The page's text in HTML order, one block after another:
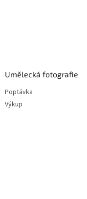
Umělecká fotografie
Poptávka
Výkup